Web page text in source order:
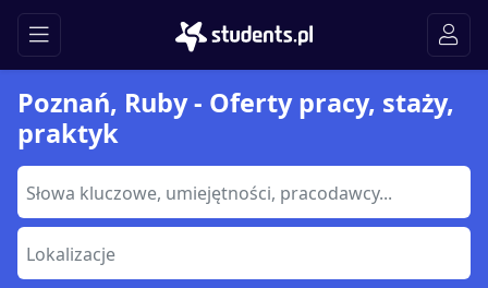
Poznań, Ruby - Oferty pracy, staży,
praktyk